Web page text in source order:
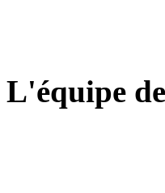
L'équipe